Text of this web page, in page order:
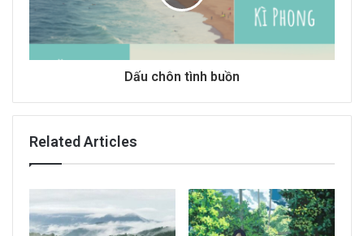
Dấu chôn tình buồn
Related Articles